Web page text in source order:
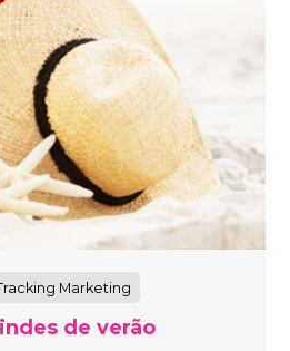
Marketing
de verão